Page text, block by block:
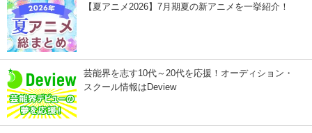
【夏アニメ2026】7月期夏の新アニメを一挙紹介！
芸能界を志す10代～20代を応援！オーディション・
スクール情報はDeview